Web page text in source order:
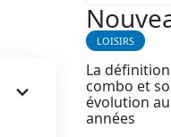
LOISIRS
La
combo et
évolution
années